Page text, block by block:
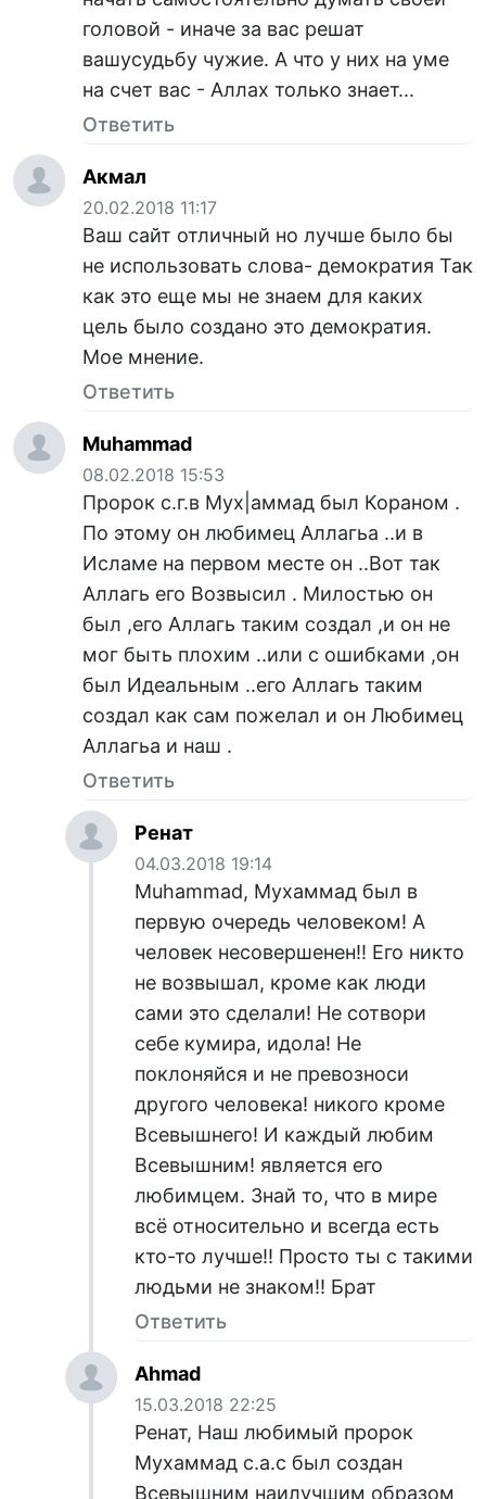
головой - иначе за вас решат
вашусудьбу чужие. А что у них на уме
на счет вас - Аллах только знает...
Ответить
Акмал
20.02.2018 11:17
Ваш сайт отличный но лучше было бы
не использовать слова- демократия Так
как это еще мы не знаем для каких
цель было создано это демократия.
Мое мнение.
Ответить
Muhammad
08.02.2018 15:53
Пророк с.г.в Мух|аммад был Кораном .
По этому он любимец Аллагьа ..и в
Исламе на первом месте он ..Вот так
Аллагь его Возвысил . Милостью он
был ,его Аллагь таким создал ,и он не
мог быть плохим ..или с ошибками ,он
был Идеальным ..его Аллагь таким
создал как сам пожелал и он Любимец
Аллагьа и наш .
Ответить
Ренат
04.03.2018 19:14
Muhammad, Мухаммад был в
первую очередь человеком! А
человек несовершенен!! Его никто
не возвышал, кроме как люди
сами это сделали! Не сотвори
себе кумира, идола! Не
поклоняйся и не превозноси
другого человека! никого кроме
Всевышнего! И каждый любим
Всевышним! является его
любимцем. Знай то, что в мире
всё относительно и всегда есть
кто-то лучше!! Просто ты с такими
людьми не знаком!! Брат
Ответить
Ahmad
15.03.2018 22:25
Ренат, Наш любимый пророк
Мухаммад с.а.с был создан
Всевышним наилучшим образом